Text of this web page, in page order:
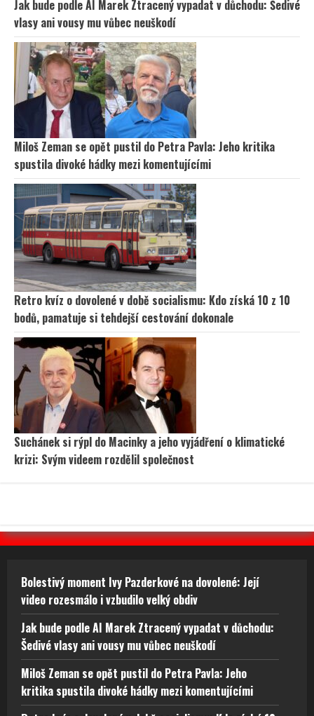
Jak bude podle AI Marek Ztracený vypadat v důchodu: Šedivé
vlasy ani vousy mu vůbec neuškodí
Miloš Zeman se opět pustil do Petra Pavla: Jeho kritika
spustila divoké hádky mezi komentujícími
Retro kvíz o dovolené v době socialismu: Kdo získá 10 z 10
bodů, pamatuje si tehdejší cestování dokonale
Suchánek si rýpl do Macinky a jeho vyjádření o klimatické
krizi: Svým videem rozdělil společnost
Bolestivý moment Ivy Pazderkové na dovolené: Její
video rozesmálo i vzbudilo velký obdiv
Jak bude podle AI Marek Ztracený vypadat v důchodu:
Šedivé vlasy ani vousy mu vůbec neuškodí
Miloš Zeman se opět pustil do Petra Pavla: Jeho
kritika spustila divoké hádky mezi komentujícími